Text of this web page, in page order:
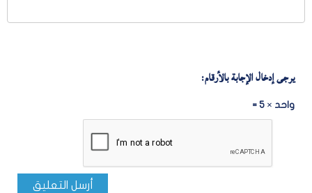
يرجى إدخال الإجابة بالأرقام:
واحد × 5 =
أرسل التعليق